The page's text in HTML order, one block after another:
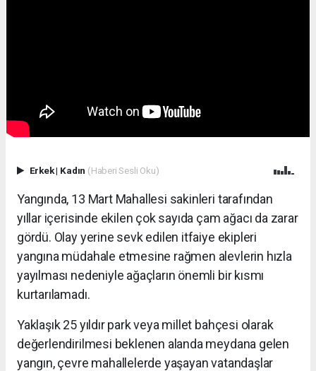
Erkek| Kadın (Haberi Sesli Oku)
Yangında, 13 Mart Mahallesi sakinleri tarafından
yıllar içerisinde ekilen çok sayıda çam ağacı da zarar
gördü. Olay yerine sevk edilen itfaiye ekipleri
yangına müdahale etmesine rağmen alevlerin hızla
yayılması nedeniyle ağaçların önemli bir kısmı
kurtarılamadı.
Yaklaşık 25 yıldır park veya millet bahçesi olarak
değerlendirilmesi beklenen alanda meydana gelen
yangın, çevre mahallelerde yaşayan vatandaşlar